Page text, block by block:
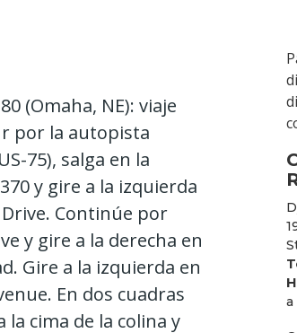
(Omaha, NE): viaje
por la autopista
75), salga en la
y gire a la izquierda
Continúe por
y gire a la derecha en
Gire a la izquierda en
En dos cuadras
cima de la colina y
a